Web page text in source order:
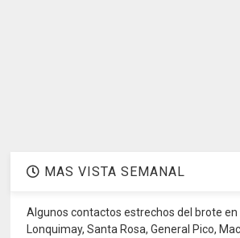
MAS VISTA SEMANAL
Algunos contactos estrechos del brote en
Lonquimay, Santa Rosa, General Pico,